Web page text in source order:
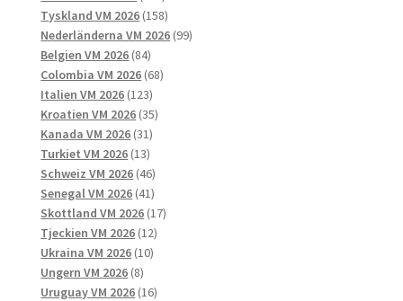
produkter
Tyskland VM 2026 158158
produkter
Nederländerna VM 2026 9999
Belgien VM 2026 8484
produkter
Colombia VM 2026 6868
Italien VM 2026 123123
produkter
Kroatien VM 2026 3535
Kanada VM 2026 3131
produkter
Turkiet VM 2026 1313
produkter
Schweiz VM 2026 4646
produkter
Senegal VM 2026 4141
produkter
Skottland VM 2026 1717
Tjeckien VM 2026 1212
Ukraina VM 2026 1010
Ungern VM 2026 88
produkter
Uruguay VM 2026 1616